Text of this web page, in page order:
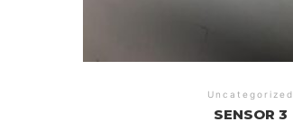
Uncategorized
SENSOR 3